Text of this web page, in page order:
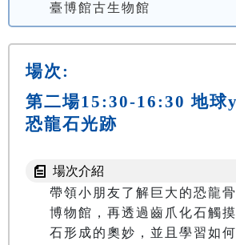
臺博館古生物館
場次:
第二場15:30-16:30 地球
恐龍石光跡
場次介紹
帶領小朋友了解巨大的恐龍
博物館，再透過齒爪化石觸
石形成的奧妙，並且學習如